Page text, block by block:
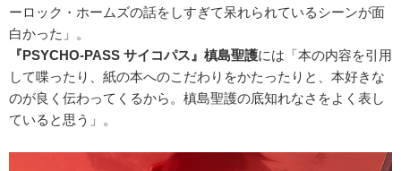
ーロック・ホームズの話をしすぎて呆れられているシーンが面
白かった」。
『PSYCHO-PASS サイコパス』槙島聖護には「本の内容を引用
して喋ったり、紙の本へのこだわりをかたったりと、本好きな
のが良く伝わってくるから。槙島聖護の底知れなさをよく表し
ていると思う」。